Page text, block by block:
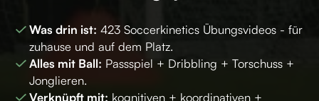
Was drin ist: 423 Soccerkinetics Übungsvideos - für
zuhause und auf dem Platz.
Alles mit Ball: Passspiel + Dribbling + Torschuss +
Jonglieren.
Verknüpft mit: kognitiven + koordinativen +